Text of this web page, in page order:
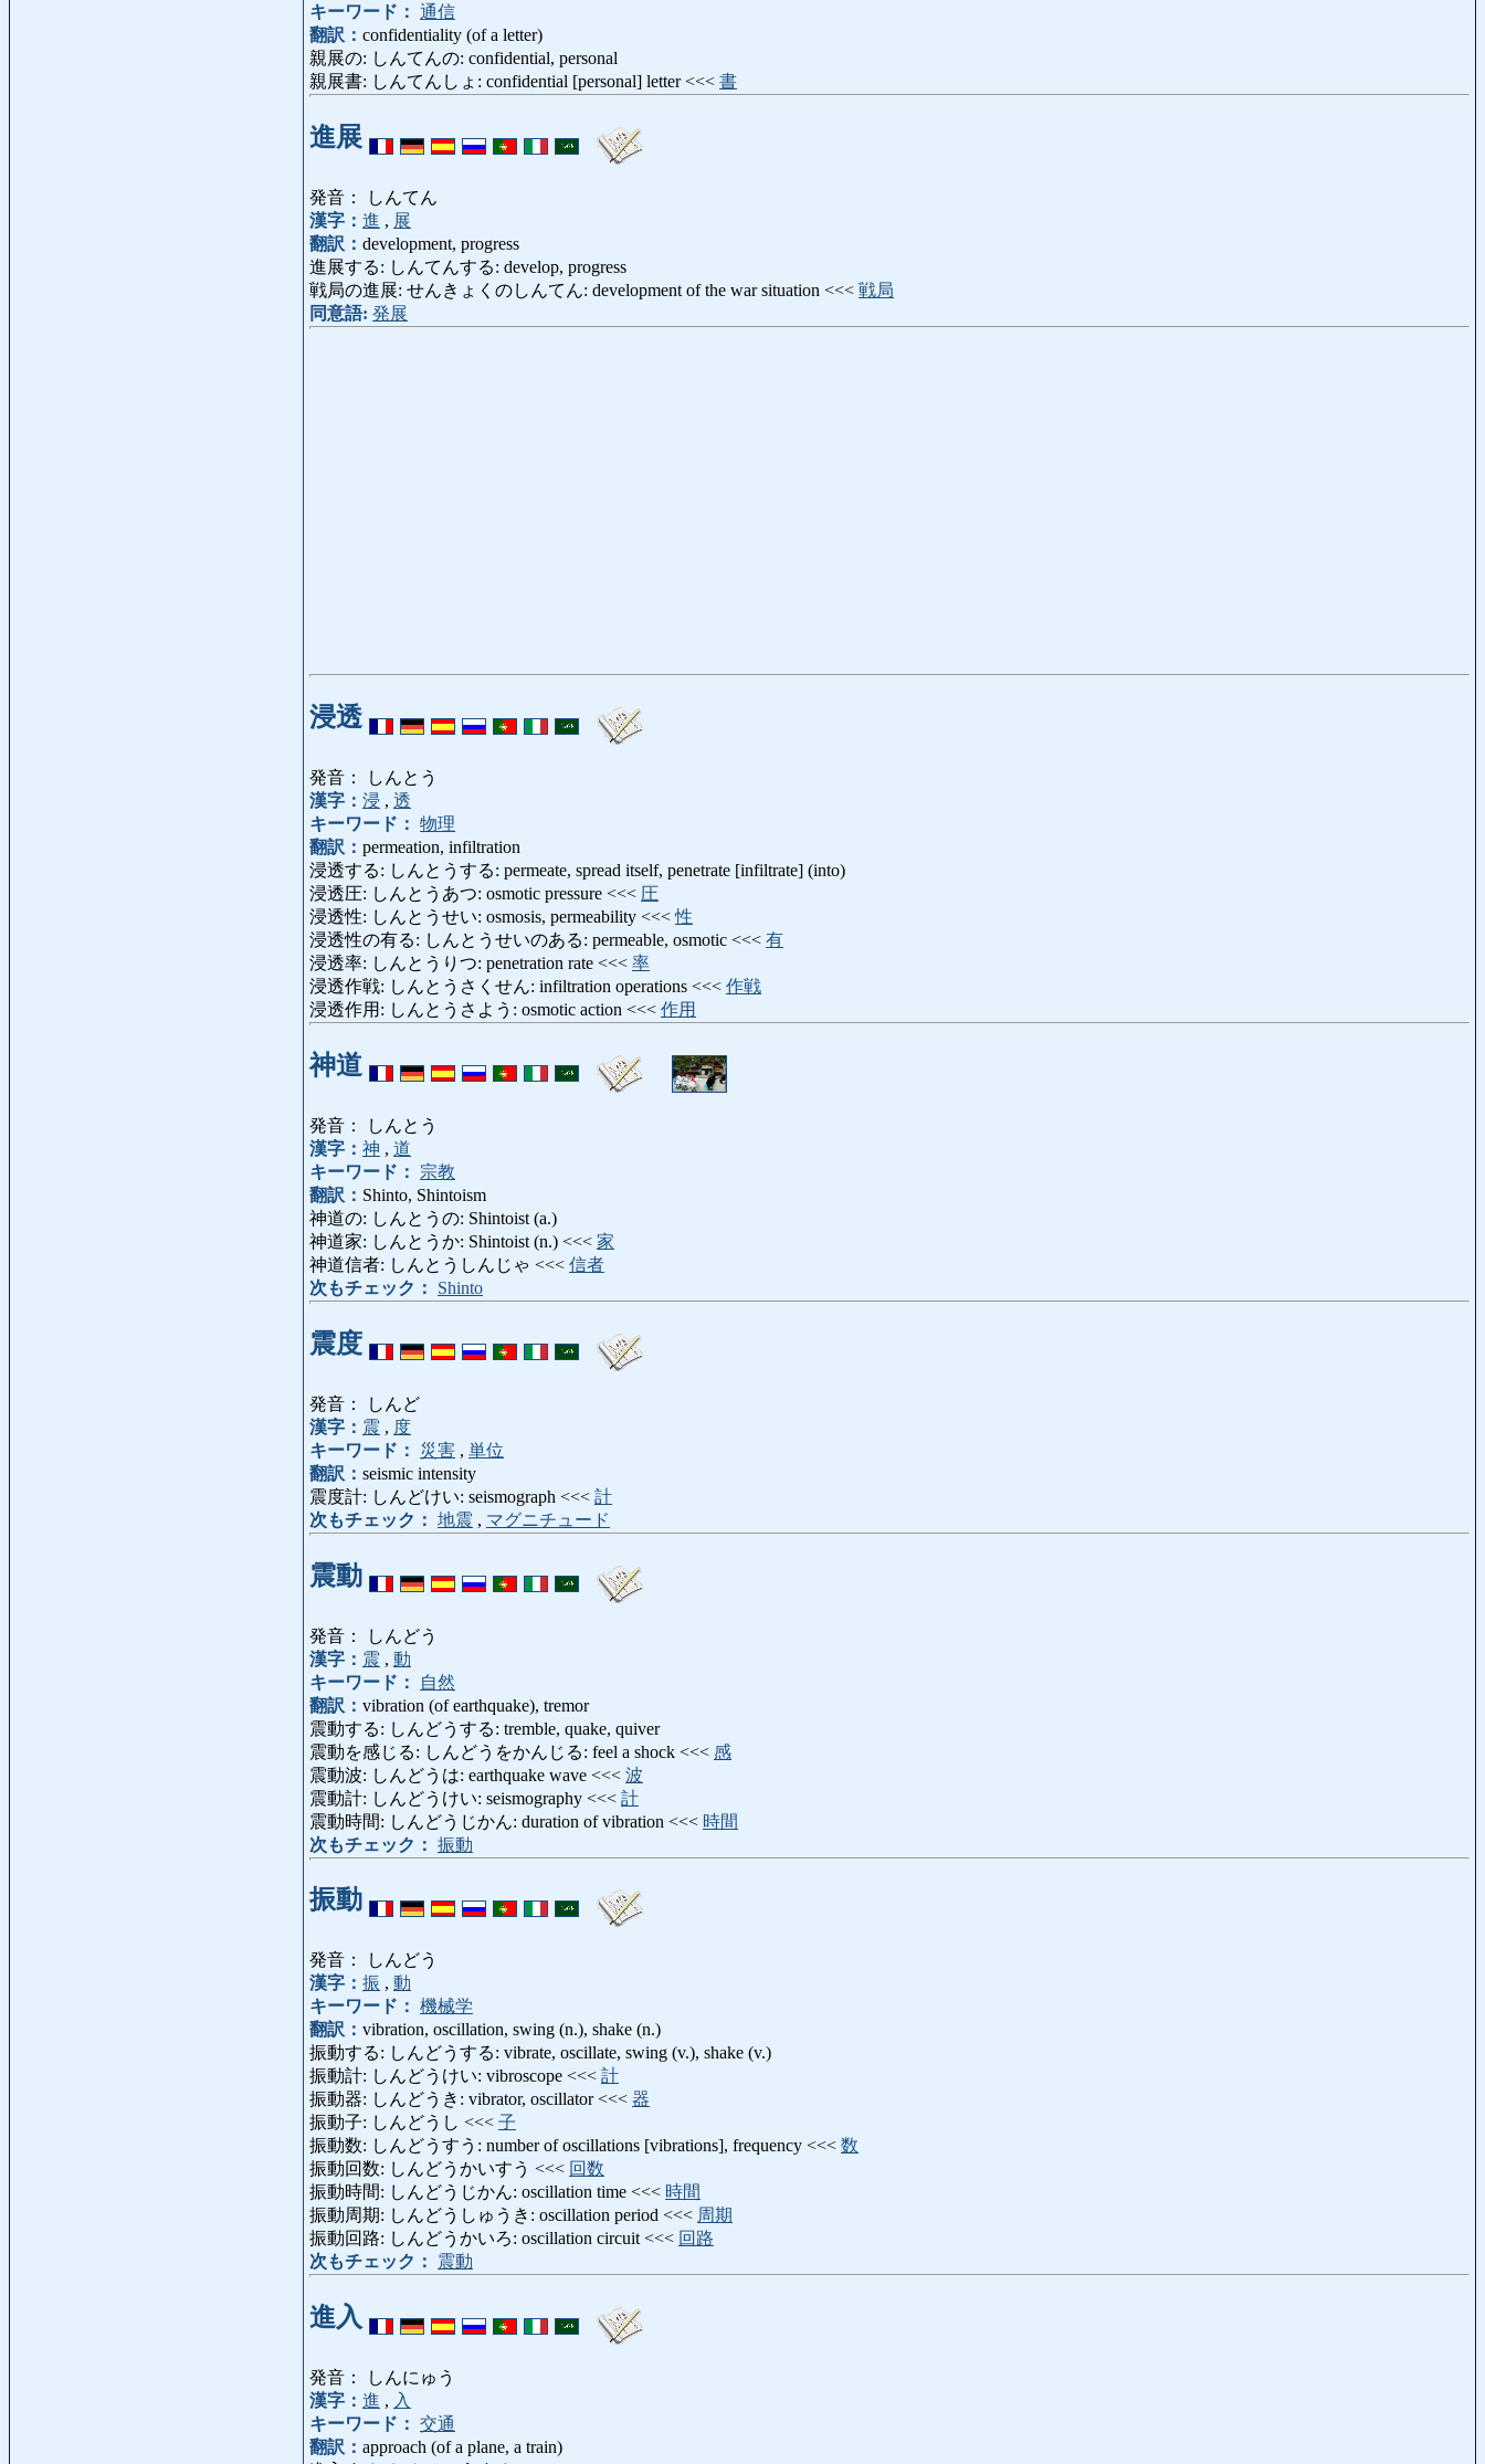
キーワード： 通信
翻訳： confidentiality (of a letter)
親展の: しんてんの: confidential, personal
親展書: しんてんしょ: confidential [personal] letter <<< 書
進展
発音： しんてん
漢字： 進 , 展
翻訳： development, progress
進展する: しんてんする: develop, progress
戦局の進展: せんきょくのしんてん: development of the war situation <<< 戦局
同意語: 発展
浸透
発音： しんとう
漢字： 浸 , 透
キーワード： 物理
翻訳： permeation, infiltration
浸透する: しんとうする: permeate, spread itself, penetrate [infiltrate] (into)
浸透圧: しんとうあつ: osmotic pressure <<< 圧
浸透性: しんとうせい: osmosis, permeability <<<性
浸透性の有る: しんとうせいのある: permeable, osmotic <<< 有
浸透率: しんとうりつ: penetration rate <<< 率
浸透作戦: しんとうさくせん: infiltration operations <<< 作戦
浸透作用: しんとうさよう: osmotic action <<< 作用
神道
発音： しんとう
漢字： 神 , 道
キーワード：
宗教
翻訳： Shinto, Shintoism
神道の: しんとうの: Shintoist (a.)
神道家: しんとうか: Shintoist (n.) <<< 家
神道信者: しんとうしんじゃ <<< 信者
次もチェック：
Shinto
震度
発音： しんど
漢字： 震 , 度
キーワード：
災害 , 単位
翻訳： seismic intensity
震度計: しんどけい: seismograph <<< 計
次もチェック： 地震 , マグニチュード
震動
発音： しんどう
漢字： 震 , 動
キーワード：
自然
翻訳： vibration (of earthquake), tremor
震動する: しんどうする: tremble, quake, quiver
震動を感じる: しんどうをかんじる: feel a shock <<< 感
震動波: しんどうは: earthquake wave <<< 波
震動計: しんどうけい: seismography <<< 計
震動時間: しんどうじかん: duration of vibration <<< 時間
次もチェック： 振動
振動
発音： しんどう
漢字： 振 , 動
キーワード： 機械学
翻訳： vibration, oscillation, swing (n.), shake (n.)
振動する: しんどうする: vibrate, oscillate, swing (v.), shake (v.)
振動計: しんどうけい: vibroscope <<< 計
振動器: しんどうき: vibrator, oscillator <<< 器
振動子: しんどうし <<< 子
振動数: しんどうすう: number of oscillations [vibrations], frequency <<< 数
振動回数: しんどうかいすう <<< 回数
振動時間: しんどうじかん: oscillation time <<< 時間
振動周期: しんどうしゅうき: oscillation period <<< 周期
振動回路: しんどうかいろ: oscillation circuit <<< 回路
次もチェック：
震動
進入
発音： しんにゅう
漢字： 進 , 入
キーワード： 交通
翻訳： approach (of a plane, a train)